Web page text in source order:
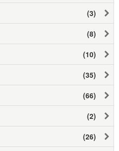
(3)
(8)
(10)
(35)
(66)
(2)
(26)